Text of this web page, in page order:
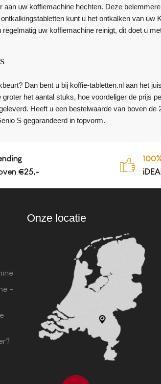
aan uw koffiemachine hechten. Deze
kunt u het ontkalken van uw
uw koffiemachine reinigt, dit doet u
Dan bent u bij koffie-tabletten.nl aan het
het aantal stuks, hoe voordeliger de prijs
Heeft u een bestelwaarde van boven de
S gegarandeerd in topvorm.
€25,-
–
Onze locatie